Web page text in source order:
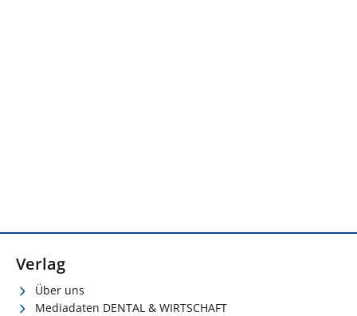
Verlag
Über uns
Mediadaten DENTAL & WIRTSCHAFT